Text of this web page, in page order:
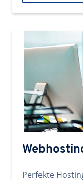
Perfekte